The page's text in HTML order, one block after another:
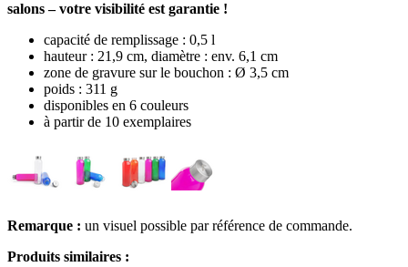
salons – votre visibilité est garantie !
capacité de remplissage : 0,5 l
hauteur : 21,9 cm, diamètre : env. 6,1 cm
zone de gravure sur le bouchon : Ø 3,5 cm
poids : 311 g
disponibles en 6 couleurs
à partir de 10 exemplaires
Remarque : un visuel possible par référence de commande.
Produits similaires :